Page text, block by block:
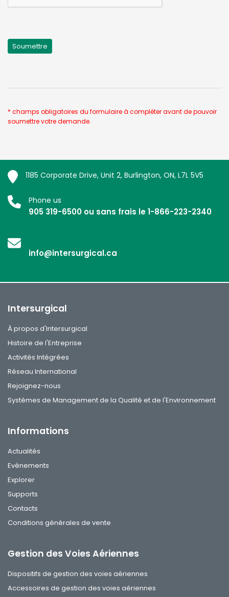
* champs obligatoires du formulaire à compléter avant de pouvoir
soumettre votre demande.
1185 Corporate Drive, Unit 2, Burlington, ON, L7L 5V5
Phone us
905 319-6500 ou sans frais le 1-866-223-2340
info@intersurgical.ca
Intersurgical
À propos d'Intersurgical
Histoire de l'Entreprise
Activités Intégrées
Réseau International
Rejoignez-nous
Systèmes de Management de la Qualité et de l'Environnement
Informations
Actualités
Evènements
Explorer
Supports
Contacts
Conditions générales de vente
Gestion des Voies Aériennes
Dispositifs de gestion des voies aériennes
Accessoires de gestion des voies aériennes